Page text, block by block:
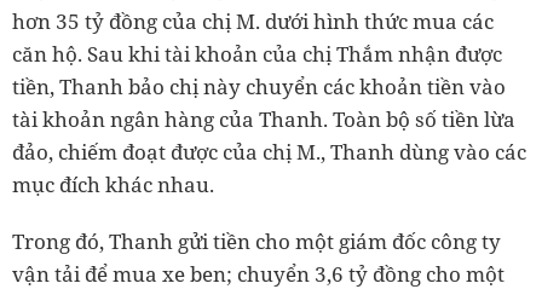
hơn 35 tỷ đồng của chị M. dưới hình thức mua các
căn hộ. Sau khi tài khoản của chị Thắm nhận được
tiền, Thanh bảo chị này chuyển các khoản tiền vào
tài khoản ngân hàng của Thanh. Toàn bộ số tiền lừa
đảo, chiếm đoạt được của chị M., Thanh dùng vào các
mục đích khác nhau.
Trong đó, Thanh gửi tiền cho một giám đốc công ty
vận tải để mua xe ben; chuyển 3,6 tỷ đồng cho một